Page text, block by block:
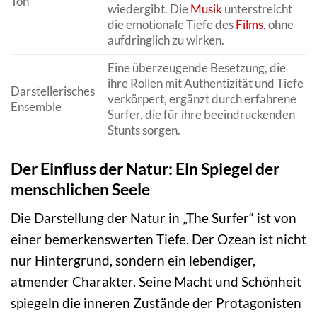
wiedergibt. DieMusikunterstreicht
die emotionale Tiefe desFilms, ohne
aufdringlich zu wirken.
Darstellerisches
Ensemble
Eine überzeugende Besetzung, die
ihre Rollen mit Authentizität und Tiefe
verkörpert, ergänzt durch erfahrene
Surfer, die für ihre beeindruckenden
Stunts sorgen.
Der Einfluss der Natur: Ein Spiegel der
menschlichen Seele
Die Darstellung der Natur in „The Surfer“ ist von
einer bemerkenswerten Tiefe. Der Ozean ist nicht
nur Hintergrund, sondern ein lebendiger,
atmender Charakter. Seine Macht und Schönheit
spiegeln die inneren Zustände der Protagonisten